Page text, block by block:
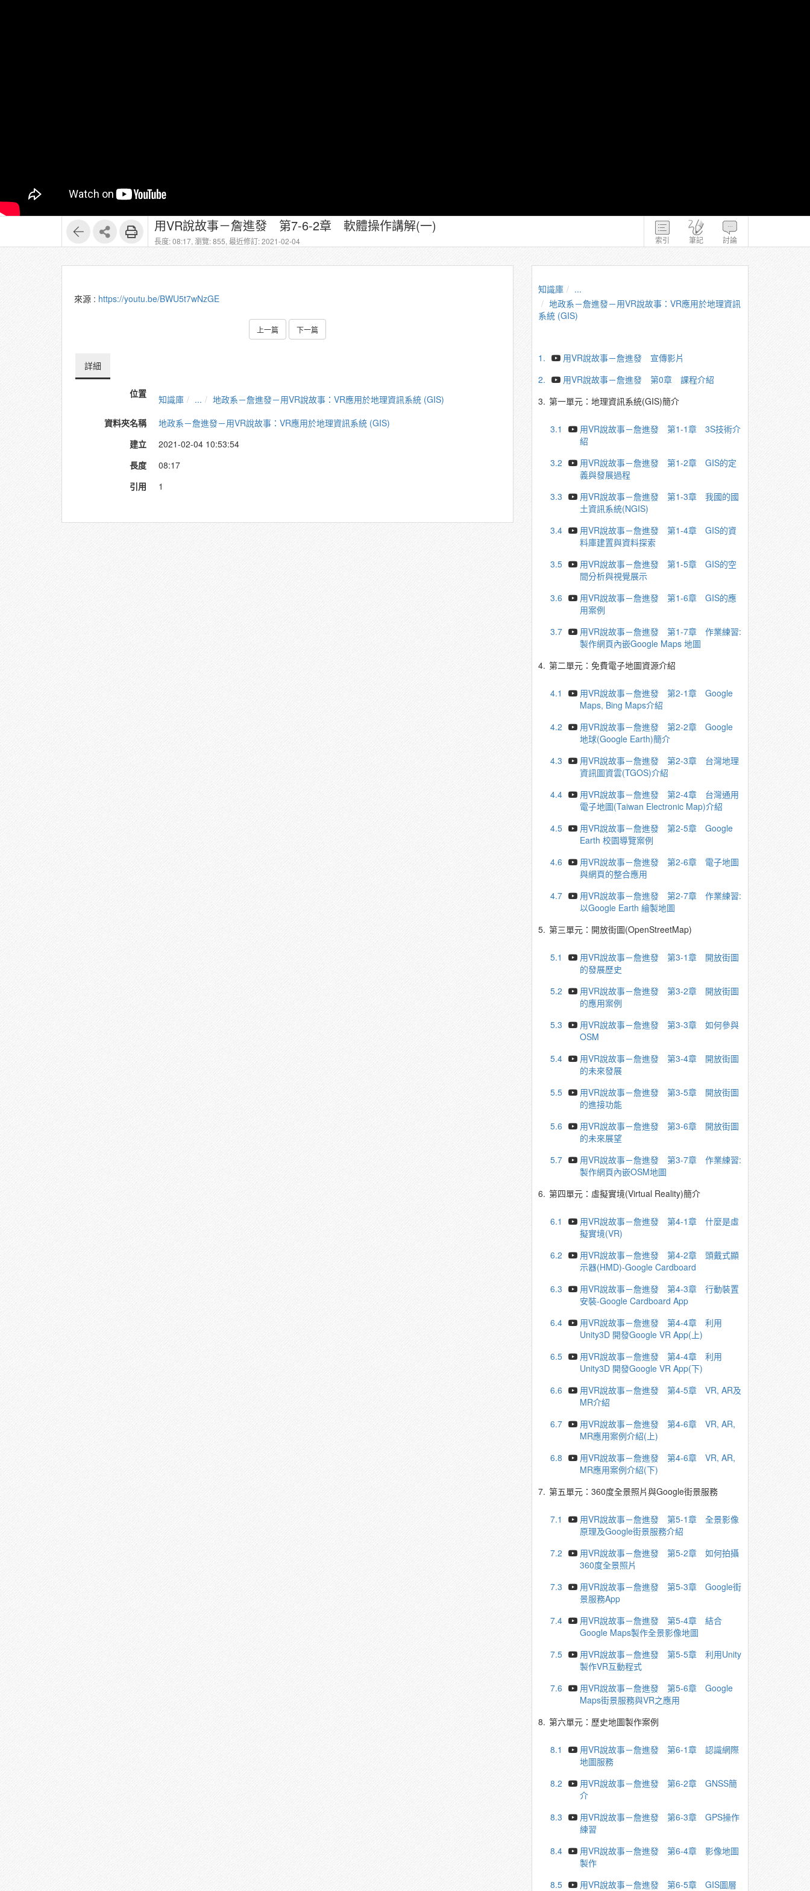
索引 筆記 討論
用VR說故事－詹進發 第7-6-2章 軟體操作講解(一)
長度: 08:17, 瀏覽: 855, 最近修訂: 2021-02-04
來源 : https://youtu.be/BWU5t7wNzGE
上一篇 下一篇
詳細
位置 知識庫 ...
地政系－詹進發－用VR說故事：VR應用於地理資訊系統 (GIS)
資料夾名稱
地政系－詹進發－用VR說故事：VR應用於地理資訊系統 (GIS)
建立
2021-02-04 10:53:54
長度
08:17
引用
1
知識庫
...
地政系－詹進發－用VR說故事：VR應用於地理資訊
系統 (GIS)
1.
用VR說故事－詹進發 宣傳影片
2.
用VR說故事－詹進發 第0章 課程介紹
3. 第一單元：地理資訊系統(GIS)簡介
3.1
用VR說故事－詹進發 第1-1章 3S技術介
紹
3.2
用VR說故事－詹進發 第1-2章 GIS的定
義與發展過程
3.3
用VR說故事－詹進發 第1-3章 我國的國
土資訊系統(NGIS)
3.4
用VR說故事－詹進發 第1-4章 GIS的資
料庫建置與資料探索
3.5
用VR說故事－詹進發 第1-5章 GIS的空
間分析與視覺展示
3.6
用VR說故事－詹進發 第1-6章 GIS的應
用案例
3.7
用VR說故事－詹進發 第1-7章 作業練習:
製作網頁內嵌Google Maps 地圖
4. 第二單元：免費電子地圖資源介紹
4.1
用VR說故事－詹進發 第2-1章 Google
Maps, Bing Maps介紹
4.2
用VR說故事－詹進發 第2-2章 Google
地球(Google Earth)簡介
4.3
用VR說故事－詹進發 第2-3章 台灣地理
資訊圖資雲(TGOS)介紹
4.4
用VR說故事－詹進發 第2-4章 台灣通用
電子地圖(Taiwan Electronic Map)介紹
4.5
用VR說故事－詹進發 第2-5章 Google
Earth 校園導覽案例
4.6
用VR說故事－詹進發 第2-6章 電子地圖
與網頁的整合應用
4.7
用VR說故事－詹進發 第2-7章 作業練習:
以Google Earth 繪製地圖
5. 第三單元：開放街圖(OpenStreetMap)
5.1
用VR說故事－詹進發 第3-1章 開放街圖
的發展歷史
5.2
用VR說故事－詹進發 第3-2章 開放街圖
的應用案例
5.3
用VR說故事－詹進發 第3-3章 如何參與
OSM
5.4
用VR說故事－詹進發 第3-4章 開放街圖
的未來發展
5.5
用VR說故事－詹進發 第3-5章 開放街圖
的進接功能
5.6
用VR說故事－詹進發 第3-6章 開放街圖
的未來展望
5.7
用VR說故事－詹進發 第3-7章 作業練習:
製作網頁內嵌OSM地圖
6. 第四單元：虛擬實境(Virtual Reality)簡介
6.1
用VR說故事－詹進發 第4-1章 什麼是虛
擬實境(VR)
6.2
用VR說故事－詹進發 第4-2章 頭戴式顯
示器(HMD)-Google Cardboard
6.3
用VR說故事－詹進發 第4-3章 行動裝置
安裝-Google Cardboard App
6.4
用VR說故事－詹進發 第4-4章 利用
Unity3D 開發Google VR App(上)
6.5
用VR說故事－詹進發 第4-4章 利用
Unity3D 開發Google VR App(下)
6.6
用VR說故事－詹進發 第4-5章 VR, AR及
MR介紹
6.7
用VR說故事－詹進發 第4-6章 VR, AR,
MR應用案例介紹(上)
6.8
用VR說故事－詹進發 第4-6章 VR, AR,
MR應用案例介紹(下)
7. 第五單元：360度全景照片與Google街景服務
7.1
用VR說故事－詹進發 第5-1章 全景影像
原理及Google街景服務介紹
7.2
用VR說故事－詹進發 第5-2章 如何拍攝
360度全景照片
7.3
用VR說故事－詹進發 第5-3章 Google街
景服務App
7.4
用VR說故事－詹進發 第5-4章 結合
Google Maps製作全景影像地圖
7.5
用VR說故事－詹進發 第5-5章 利用Unity
製作VR互動程式
7.6
用VR說故事－詹進發 第5-6章 Google
Maps街景服務與VR之應用
8. 第六單元：歷史地圖製作案例
8.1
用VR說故事－詹進發 第6-1章 認識網際
地圖服務
8.2
用VR說故事－詹進發 第6-2章 GNSS簡
介
8.3
用VR說故事－詹進發 第6-3章 GPS操作
練習
8.4
用VR說故事－詹進發 第6-4章 影像地圖
製作
8.5
用VR說故事－詹進發 第6-5章 GIS圖層